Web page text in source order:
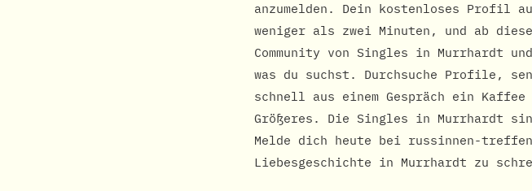
anzumelden. Dein kostenloses Profil
weniger als zwei Minuten, und ab
Community von Singles in Murrhardt
was du suchst. Durchsuche Profile,
schnell aus einem Gespräch ein Kaffee
Größeres. Die Singles in Murrhardt
Melde dich heute bei russinnen-
Liebesgeschichte in Murrhardt zu